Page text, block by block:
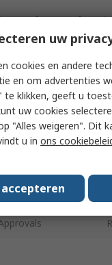
kenmerken
uw
cookies en andere
en om advertenties
te klikken, geeft u
uw cookies
"Alles weigeren". Dit
u in ons